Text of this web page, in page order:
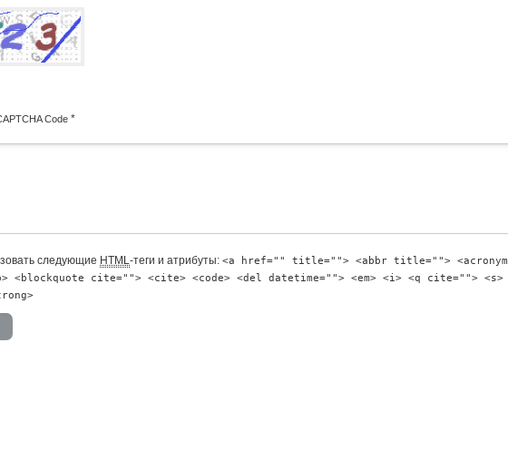
Code *
следующие HTML-теги и атрибуты: <a href="" title=""> <abbr title=""> <acronym
<blockquote cite=""> <cite> <code> <del datetime=""> <em> <i> <q cite=""> <s>